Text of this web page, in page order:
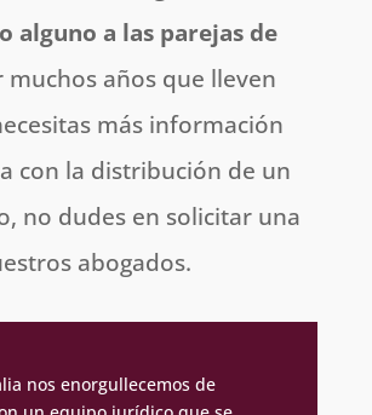
alguno a las parejas de
muchos años que lleven
más información
con la distribución de un
no dudes en solicitar una
abogados.
nos enorgullecemos de